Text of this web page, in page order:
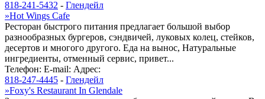
818-241-5432 - Глендейл
»Hot Wings Cafe
Ресторан быстрого питания предлагает большой выбор
разнообразных бургеров, сэндвичей, луковых колец, стейков,
десертов и многого другого. Еда на вынос, Натуральные
ингредиенты, отменный сервис, привет...
Телефон: E-mail: Адрес:
818-247-4445 - Глендейл
»Foxy's Restaurant In Glendale